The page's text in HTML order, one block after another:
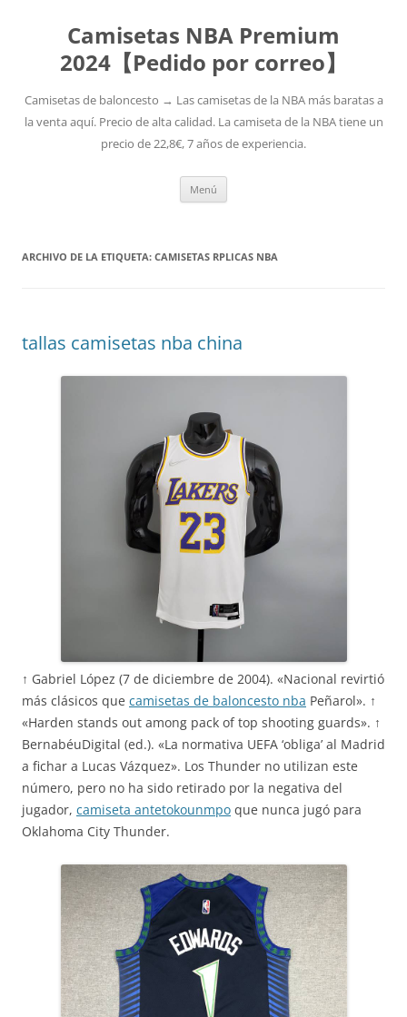
Camisetas NBA Premium
2024【Pedido por correo】
Camisetas de baloncesto → Las camisetas de la NBA más baratas a
la venta aquí. Precio de alta calidad. La camiseta de la NBA tiene un
precio de 22,8€, 7 años de experiencia.
Menú
ARCHIVO DE LA ETIQUETA: CAMISETAS RPLICAS NBA
tallas camisetas nba china
↑ Gabriel López (7 de diciembre de 2004). «Nacional revirtió
más clásicos que camisetas de baloncesto nba Peñarol». ↑
«Harden stands out among pack of top shooting guards». ↑
BernabéuDigital (ed.). «La normativa UEFA ‘obliga’ al Madrid
a fichar a Lucas Vázquez». Los Thunder no utilizan este
número, pero no ha sido retirado por la negativa del
jugador, camiseta antetokounmpo que nunca jugó para
Oklahoma City Thunder.